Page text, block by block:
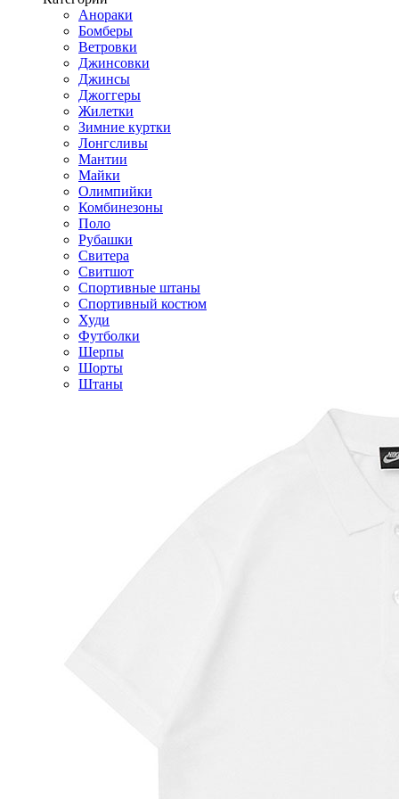
Анораки
Бомберы
Ветровки
Джинсовки
Джинсы
Джоггеры
Жилетки
Зимние куртки
Лонгсливы
Мантии
Майки
Олимпийки
Комбинезоны
Поло
Рубашки
Свитера
Свитшот
Спортивные штаны
Спортивный костюм
Худи
Футболки
Шерпы
Шорты
Штаны